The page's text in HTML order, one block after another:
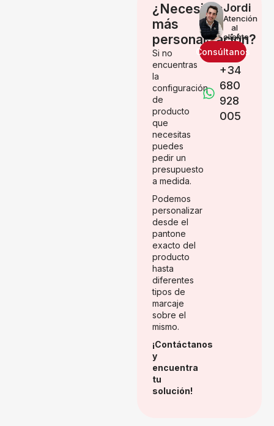
¿Necesitas
más
personalización?
Si no
encuentras
la
configuración
de
producto
que
necesitas
puedes
pedir un
presupuesto
a medida.
Podemos
personalizar
desde el
pantone
exacto del
producto
hasta
diferentes
tipos de
marcaje
sobre el
mismo.
¡Contáctanos
y
encuentra
tu
solución!
Jordi
Atención
al
cliente
Consúltanos
+34
680
928
005